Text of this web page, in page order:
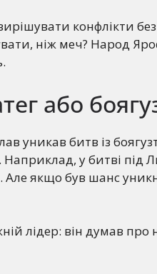
конфлікти
ніж меч? Народ
або
уникав битв із
Наприклад, у битві під
Але якщо був шанс
лідер: він думав